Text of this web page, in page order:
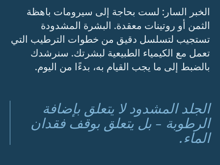
الخبر السار: لست بحاجة إلى سيرومات باهظة
الثمن أو روتينات معقدة. البشرة المشدودة
تستجيب لتسلسل دقيق من خطوات الترطيب التي
تعمل مع الكيمياء الطبيعية لبشرتك. سنرشدك
بالضبط إلى ما يجب القيام به، بدءًا من اليوم.
الجلد المشدود لا يتعلق بإضافة
الرطوبة - بل يتعلق بوقف فقدان
الماء.